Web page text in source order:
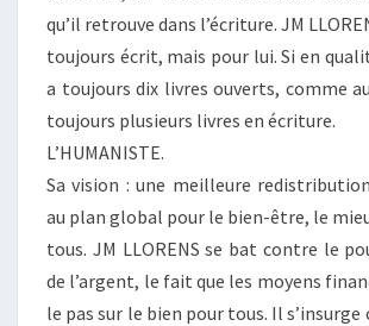
qu’il retrouve dans l’écriture. JM
toujours écrit, mais pour lui. Si en
a toujours dix livres ouverts, comme
toujours plusieurs livres en écriture.
L’HUMANISTE.
Sa vision : une meilleure
au plan global pour le bien-être, le
tous. JM LLORENS se bat contre le
de l’argent, le fait que les moyens
le pas sur le bien pour tous. Il s’insurge